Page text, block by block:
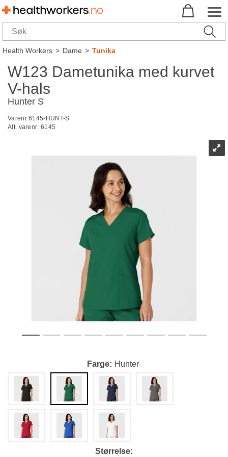
Health Workers>Dame>Tunika
W123 Dametunika med kurvet
V-hals
Hunter S
Varenr:6145-HUNT-S
Alt. varenr: 6145
Farge Hunter
Størrelse